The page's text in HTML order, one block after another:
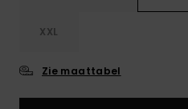
XXL
Zie maattabel